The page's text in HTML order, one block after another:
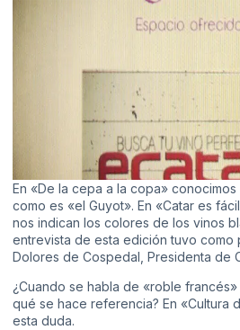
En «De la cepa a la copa»
como es «el Guyot». En «Catar es
nos indican los colores de los vinos
entrevista de esta edición tuvo como
Dolores de Cospedal, Presidenta de
¿Cuando se habla de «roble
qué se hace referencia? En «Cultura
esta duda.